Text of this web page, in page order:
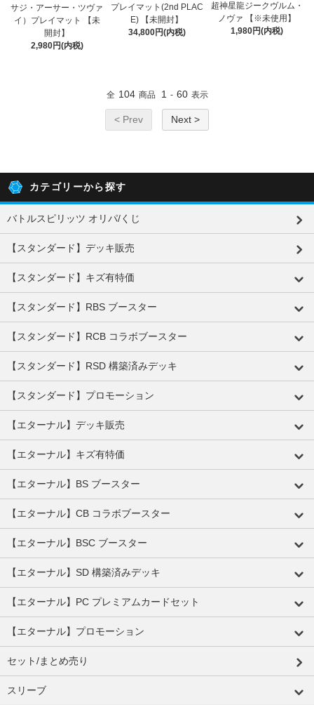
サジ・アーサー・ツヴァ
イ）プレイマット 【未
開封】
2,980円(内税)
プレイマット(2nd PLAC
E) 【未開封】
34,800円(内税)
超神星龍ジークヴルム・
ノヴァ 【※未使用】
1,980円(内税)
全 104 商品 1 - 60 表示
< Prev Next >
カテゴリーから探す
バトルスピリッツ オリパ/くじ
【スタンダード】デッキ販売
【スタンダード】キズ有特価
【スタンダード】RBS ブースター
【スタンダード】RCB コラボブースター
【スタンダード】RSD 構築済みデッキ
【スタンダード】プロモーション
【エターナル】デッキ販売
【エターナル】キズ有特価
【エターナル】BS ブースター
【エターナル】CB コラボブースター
【エターナル】BSC ブースター
【エターナル】SD 構築済みデッキ
【エターナル】PC プレミアムカードセット
【エターナル】プロモーション
セット/まとめ売り
スリーブ